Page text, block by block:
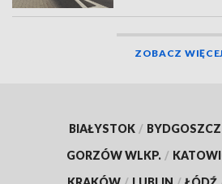
ZOBACZ WIĘCEJ
BIAŁYSTOK / BYDGOSZCZ
GORZÓW WLKP. /